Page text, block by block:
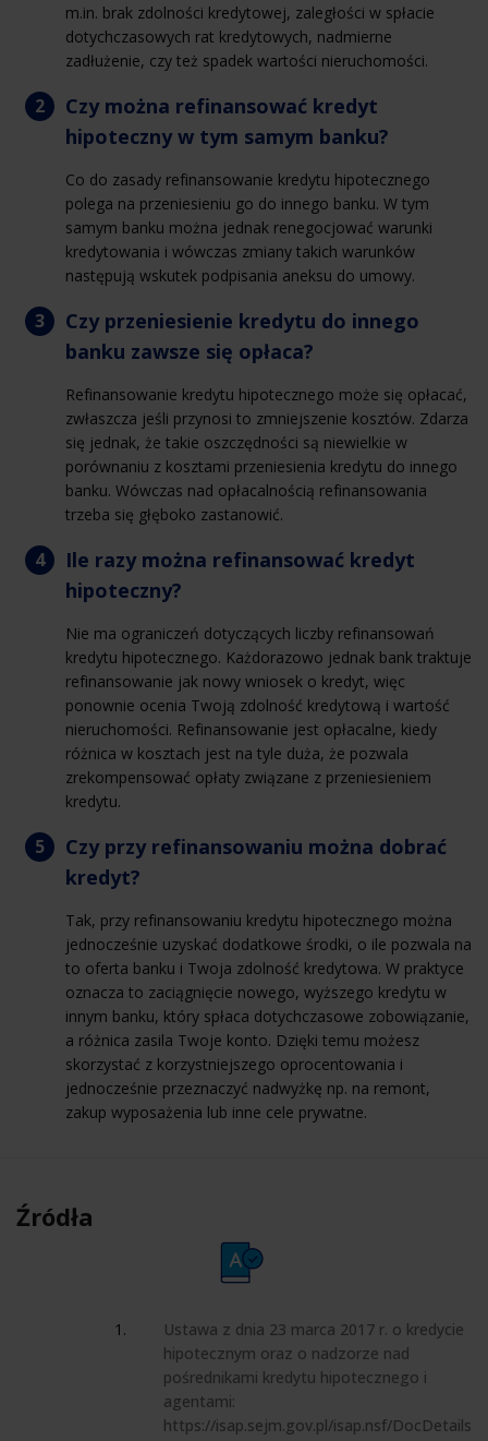
m.in. brak zdolności kredytowej, zaległości w spłacie
dotychczasowych rat kredytowych, nadmierne
zadłużenie, czy też spadek wartości nieruchomości.
Czy można refinansować kredyt
hipoteczny w tym samym banku?
Co do zasady refinansowanie kredytu hipotecznego
polega na przeniesieniu go do innego banku. W tym
samym banku można jednak renegocjować warunki
kredytowania i wówczas zmiany takich warunków
następują wskutek podpisania aneksu do umowy.
Czy przeniesienie kredytu do innego
banku zawsze się opłaca?
Refinansowanie kredytu hipotecznego może się opłacać,
zwłaszcza jeśli przynosi to zmniejszenie kosztów. Zdarza
się jednak, że takie oszczędności są niewielkie w
porównaniu z kosztami przeniesienia kredytu do innego
banku. Wówczas nad opłacalnością refinansowania
trzeba się głęboko zastanowić.
Ile razy można refinansować kredyt
hipoteczny?
Nie ma ograniczeń dotyczących liczby refinansowań
kredytu hipotecznego. Każdorazowo jednak bank traktuje
refinansowanie jak nowy wniosek o kredyt, więc
ponownie ocenia Twoją zdolność kredytową i wartość
nieruchomości. Refinansowanie jest opłacalne, kiedy
różnica w kosztach jest na tyle duża, że pozwala
zrekompensować opłaty związane z przeniesieniem
kredytu.
Czy przy refinansowaniu można dobrać
kredyt?
Tak, przy refinansowaniu kredytu hipotecznego można
jednocześnie uzyskać dodatkowe środki, o ile pozwala na
to oferta banku i Twoja zdolność kredytowa. W praktyce
oznacza to zaciągnięcie nowego, wyższego kredytu w
innym banku, który spłaca dotychczasowe zobowiązanie,
a różnica zasila Twoje konto. Dzięki temu możesz
skorzystać z korzystniejszego oprocentowania i
jednocześnie przeznaczyć nadwyżkę np. na remont,
zakup wyposażenia lub inne cele prywatne.
Źródła
Ustawa z dnia 23 marca 2017 r. o kredycie
hipotecznym oraz o nadzorze nad
pośrednikami kredytu hipotecznego i
agentami:
https://isap.sejm.gov.pl/isap.nsf/DocDetails